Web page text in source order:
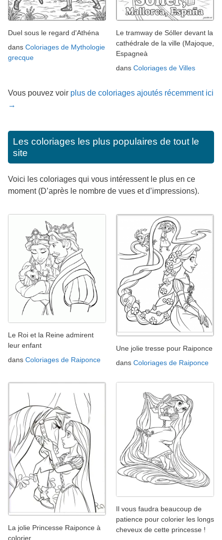
Duel sous le regard d'Athéna
dans Coloriages de Mythologie
grecque
Le tramway de Sóller devant la
cathédrale de la ville (Majoque,
Espagneà
dans Coloriages de Villes
Vous pouvez voir plus de coloriages ajoutés récemment ici
→
Les coloriages les plus populaires de tout le
site
Voici les coloriages qui vous intéressent le plus en ce
moment (D’après le nombre de vues et d’impressions).
Le Roi et la Reine admirent
leur enfant
dans Coloriages de Raiponce
Une jolie tresse pour Raiponce
dans Coloriages de Raiponce
La jolie Princesse Raiponce à
colorier
Il vous faudra beaucoup de
patience pour colorier les longs
cheveux de cette princesse !